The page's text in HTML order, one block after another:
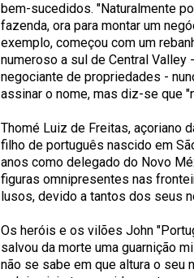
bem-sucedidos. "Naturalmente
fazenda, ora para montar um
exemplo, começou com um
numeroso a sul de Central Valley
negociante de propriedades -
assinar o nome, mas diz-se que
Thomé Luiz de Freitas, açoriano
filho de português nascido em
anos como delegado do Novo
figuras omnipresentes nas
lusos, devido a tantos dos seus
Os heróis e os vilões John
salvou da morte uma guarnição
não se sabe em que altura o